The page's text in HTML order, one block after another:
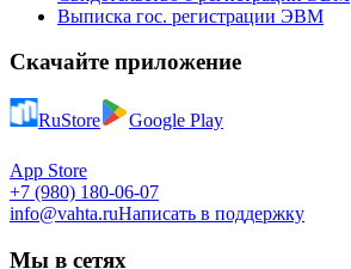
Выписка гос. регистрации ЭВМ
Скачайте приложение
RuStore Google Play
App Store
+7 (980) 180-06-07
info@vahta.ruНаписать в поддержку
Мы в сетях